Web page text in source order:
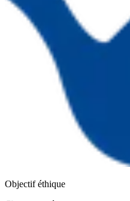
Objectif éthique